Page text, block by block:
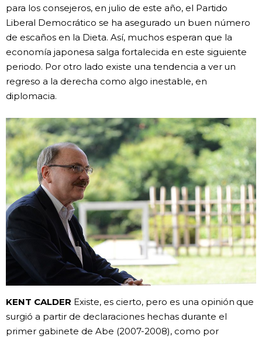
para los consejeros, en julio de este año, el Partido
Liberal Democrático se ha asegurado un buen número
de escaños en la Dieta. Así, muchos esperan que la
economía japonesa salga fortalecida en este siguiente
periodo. Por otro lado existe una tendencia a ver un
regreso a la derecha como algo inestable, en
diplomacia.
KENT CALDER Existe, es cierto, pero es una opinión que
surgió a partir de declaraciones hechas durante el
primer gabinete de Abe (2007-2008), como por